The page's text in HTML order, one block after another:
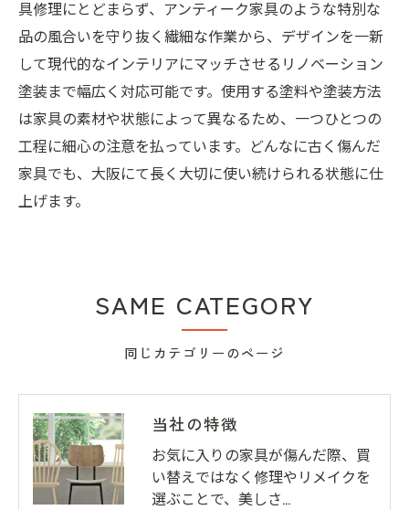
具修理にとどまらず、アンティーク家具のような特別な
品の風合いを守り抜く繊細な作業から、デザインを一新
して現代的なインテリアにマッチさせるリノベーション
塗装まで幅広く対応可能です。使用する塗料や塗装方法
は家具の素材や状態によって異なるため、一つひとつの
工程に細心の注意を払っています。どんなに古く傷んだ
家具でも、大阪にて長く大切に使い続けられる状態に仕
上げます。
同じカテゴリーのページ
SAME CATEGORY
当社の特徴
お気に入りの家具が傷んだ際、買
い替えではなく修理やリメイクを
選ぶことで、美しさ…